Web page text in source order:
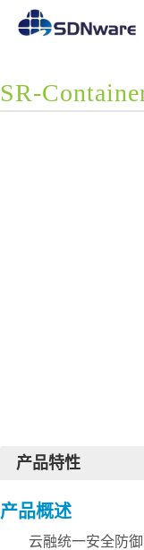
SR-
产品特性
产品概述
云融统一安全防